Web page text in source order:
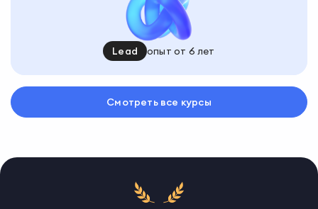
Lead опыт от 6 лет
Смотреть все курсы